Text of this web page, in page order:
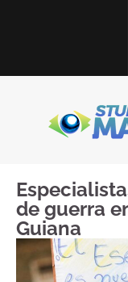
de guerra
Guiana